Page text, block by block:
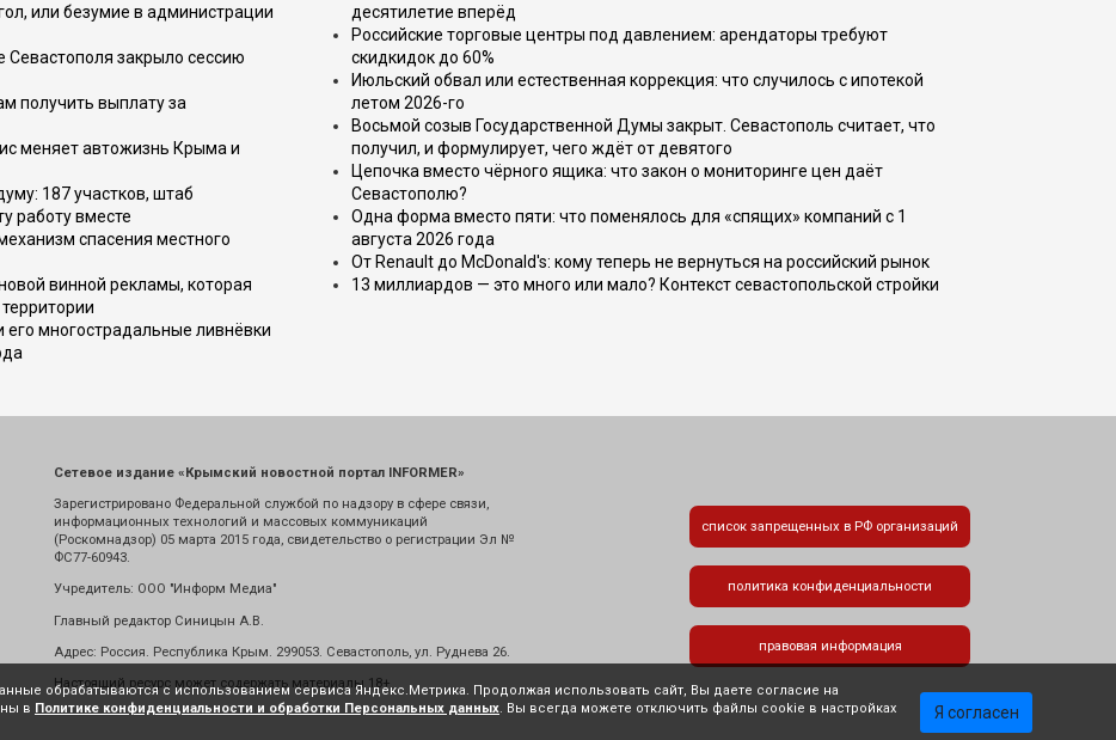
или безумие в администрации
Севастополя закрыло сессию
получить выплату за
меняет автожизнь Крыма и
187 участков, штаб
работу вместе
спасения местного
винной рекламы, которая
его многострадальные ливнёвки
десятилетие вперёд
Российские торговые центры под давлением: арендаторы требуют
скидкидок до 60%
Июльский обвал или естественная коррекция: что случилось с ипотекой
летом 2026-го
Восьмой созыв Государственной Думы закрыт. Севастополь считает, что
получил, и формулирует, чего ждёт от девятого
Цепочка вместо чёрного ящика: что закон о мониторинге цен даёт
Севастополю?
Одна форма вместо пяти: что поменялось для «спящих» компаний с 1
августа 2026 года
От Renault до McDonald's: кому теперь не вернуться на российский рынок
13 миллиардов — это много или мало? Контекст севастопольской стройки
Сетевое издание «Крымский новостной портал INFORMER»
Зарегистрировано Федеральной службой по надзору в сфере связи,
информационных технологий и массовых коммуникаций
(Роскомнадзор) 05 марта 2015 года, свидетельство о регистрации Эл №
ФС77-60943.
Учредитель: ООО "Информ Медиа"
Главный редактор Синицын А.В.
Адрес: Россия. Республика Крым. 299053. Севастополь, ул. Руднева 26.
Настоящий ресурс может содержать материалы 18+
список запрещенных в РФ организаций
политика конфиденциальности
правовая информация
обрабатываются с использованием сервиса Яндекс.Метрика. Продолжая использовать сайт, Вы даете согласие на
в Политике конфиденциальности и обработки Персональных данных. Вы всегда можете отключить файлы cookie в настройках
Я согласен